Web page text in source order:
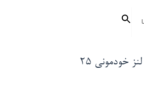
جستجو
برای:
دکمه جستجو
لنز خودمونی ۲۵